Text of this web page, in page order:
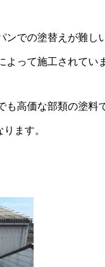
での塗替えが難し
って施工されてい
も高価な部類の塗料
ます。